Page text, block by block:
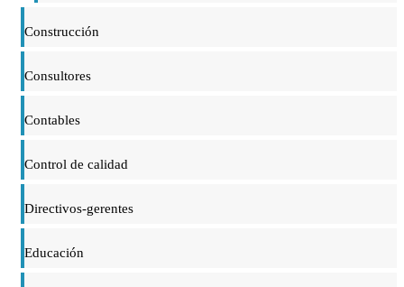
Construcción
Consultores
Contables
Control de calidad
Directivos-gerentes
Educación